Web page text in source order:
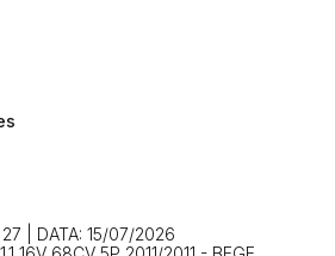
| DATA: 15/07/2026
login